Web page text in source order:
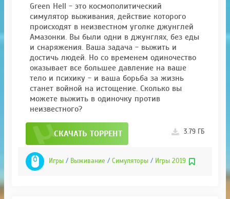
Green Hell - это космополитический
симулятор выживания, действие которого
происходят в неизвестном уголке джунглей
Амазонки. Вы были одни в джунглях, без еды
и снаряжения. Ваша задача - выжить и
достичь людей. Но со временем одиночество
оказывает все большее давление на ваше
тело и психику - и ваша борьба за жизнь
станет войной на истощение. Сколько вы
можете выжить в одиночку против
неизвестного?
СКАЧАТЬ ТОРРЕНТ 3.79 ГБ
Игры / Выживание / Симуляторы / Игры 2019